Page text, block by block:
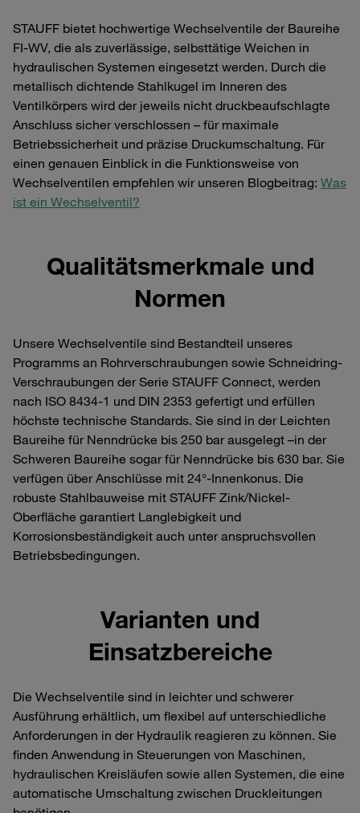
STAUFF bietet hochwertige Wechselventile der Baureihe
FI-WV, die als zuverlässige, selbsttätige Weichen in
hydraulischen Systemen eingesetzt werden. Durch die
metallisch dichtende Stahlkugel im Inneren des
Ventilkörpers wird der jeweils nicht druckbeaufschlagte
Anschluss sicher verschlossen – für maximale
Betriebssicherheit und präzise Druckumschaltung. Für
einen genauen Einblick in die Funktionsweise von
Wechselventilen empfehlen wir unseren Blogbeitrag: Was
ist ein Wechselventil?
Qualitätsmerkmale und
Normen
Unsere Wechselventile sind Bestandteil unseres
Programms an Rohrverschraubungen sowie Schneidring-
Verschraubungen der Serie STAUFF Connect, werden
nach ISO 8434-1 und DIN 2353 gefertigt und erfüllen
höchste technische Standards. Sie sind in der Leichten
Baureihe für Nenndrücke bis 250 bar ausgelegt –in der
Schweren Baureihe sogar für Nenndrücke bis 630 bar. Sie
verfügen über Anschlüsse mit 24°-Innenkonus. Die
robuste Stahlbauweise mit STAUFF Zink/Nickel-
Oberfläche garantiert Langlebigkeit und
Korrosionsbeständigkeit auch unter anspruchsvollen
Betriebsbedingungen.
Varianten und
Einsatzbereiche
Die Wechselventile sind in leichter und schwerer
Ausführung erhältlich, um flexibel auf unterschiedliche
Anforderungen in der Hydraulik reagieren zu können. Sie
finden Anwendung in Steuerungen von Maschinen,
hydraulischen Kreisläufen sowie allen Systemen, die eine
automatische Umschaltung zwischen Druckleitungen